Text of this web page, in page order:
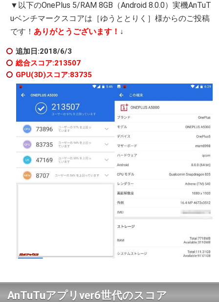
▼以下のOnePlus 5/RAM 8GB（Android 8.0.0）実機AnTuT
uベンチマークスコアは［ゆうととりく］様からのご投稿
です！ ありがとうございます！ ↓
追加日:2018/6/3
総合スコア:213507
GPU(3D)スコア:83735
AnTuTuアプリver6世代のスコア